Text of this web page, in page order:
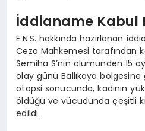
İddianame Kabul
E.N.S. hakkında hazırlanan
Ceza Mahkemesi tarafından
Semiha S’nin ölümünden 15
olay günü Ballıkaya
otopsi sonucunda, kadının
öldüğü ve vücudunda çeşitli
edildi.